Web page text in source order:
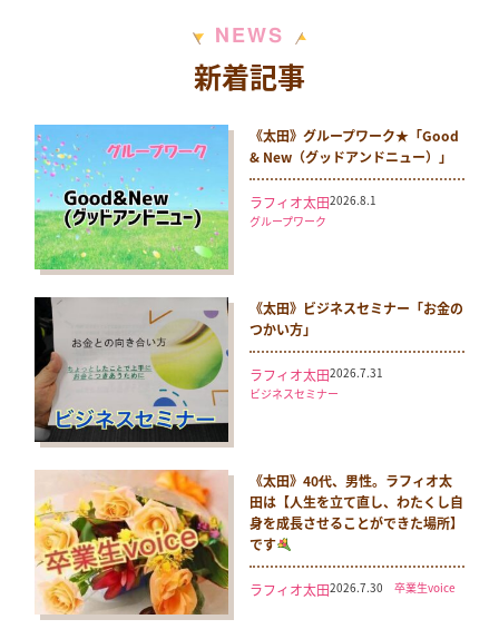
NEWS
新着記事
《太田》グループワーク★「Good
& New（グッドアンドニュー）」
ラフィオ太田2026.8.1
グループワーク
《太田》ビジネスセミナー「お金の
つかい方」
ラフィオ太田2026.7.31
ビジネスセミナー
《太田》40代、男性。ラフィオ太
田は【人生を立て直し、わたくし自
身を成長させることができた場所】
です
ラフィオ太田2026.7.30 卒業生voice